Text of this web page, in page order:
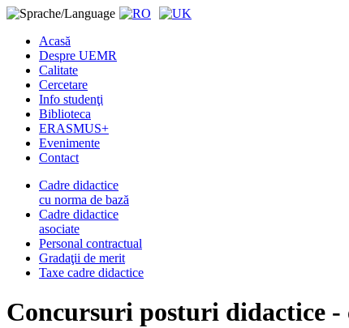
Acasă
Despre UEMR
Calitate
Cercetare
Info studenţi
Biblioteca
ERASMUS+
Evenimente
Contact
Cadre didactice
cu norma de bază
Cadre didactice
asociate
Personal contractual
Gradaţii de merit
Taxe cadre didactice
Concursuri posturi didactice -